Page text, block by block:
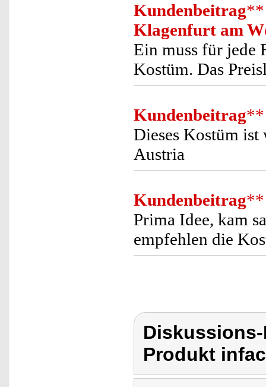
Kundenbeitrag**
Klagenfurt am
Ein muss für jede
Kostüm. Das
Kundenbeitrag**
Dieses Kostüm
Austria
Kundenbeitrag**
Prima Idee, kam
empfehlen die
Produkt